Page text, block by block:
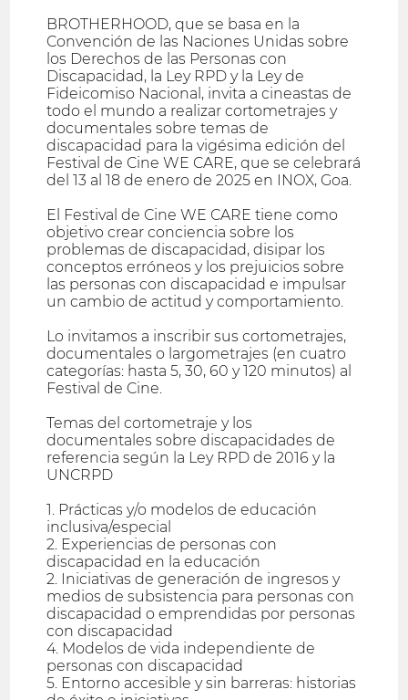
BROTHERHOOD, que se basa en la
Convención de las Naciones Unidas sobre
los Derechos de las Personas con
Discapacidad, la Ley RPD y la Ley de
Fideicomiso Nacional, invita a cineastas de
todo el mundo a realizar cortometrajes y
documentales sobre temas de
discapacidad para la vigésima edición del
Festival de Cine WE CARE, que se celebrará
del 13 al 18 de enero de 2025 en INOX, Goa.
El Festival de Cine WE CARE tiene como
objetivo crear conciencia sobre los
problemas de discapacidad, disipar los
conceptos erróneos y los prejuicios sobre
las personas con discapacidad e impulsar
un cambio de actitud y comportamiento.
Lo invitamos a inscribir sus cortometrajes,
documentales o largometrajes (en cuatro
categorías: hasta 5, 30, 60 y 120 minutos) al
Festival de Cine.
Temas del cortometraje y los
documentales sobre discapacidades de
referencia según la Ley RPD de 2016 y la
UNCRPD
1. Prácticas y/o modelos de educación
inclusiva/especial
2. Experiencias de personas con
discapacidad en la educación
2. Iniciativas de generación de ingresos y
medios de subsistencia para personas con
discapacidad o emprendidas por personas
con discapacidad
4. Modelos de vida independiente de
personas con discapacidad
5. Entorno accesible y sin barreras: historias